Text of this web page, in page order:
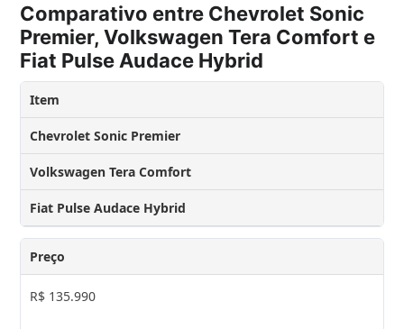
Comparativo entre Chevrolet Sonic
Premier, Volkswagen Tera Comfort e
Fiat Pulse Audace Hybrid
Item
Chevrolet Sonic Premier
Volkswagen Tera Comfort
Fiat Pulse Audace Hybrid
Preço
R$ 135.990